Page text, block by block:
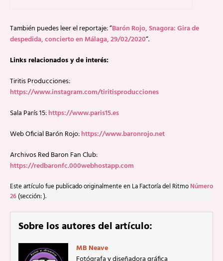
También puedes leer el reportaje: “Barón Rojo, Snagora: Gira de
despedida, concierto en Málaga, 29/02/2020“.
Links relacionados y de interés:
Tiritis Producciones:
https://www.instagram.com/tiritisproducciones
Sala París 15:https://www.paris15.es
Web Oficial Barón Rojo:https://www.baronrojo.net
Archivos Red Baron Fan Club:
https://redbaronfc.000webhostapp.com
Este artículo fue publicado originalmente en La Factoría del Ritmo Número
26 (sección: ).
Sobre los autores del artículo:
MB Neave